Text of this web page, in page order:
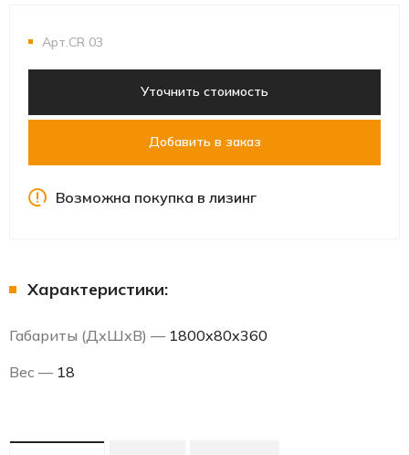
Арт.CR 03
Уточнить стоимость
Добавить в заказ
Возможна покупка в лизинг
Характеристики:
Габариты (ДхШхВ) — 1800x80x360
Вес — 18